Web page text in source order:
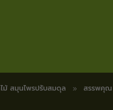
ม้ สมุนไพรปรับสมดุล 9 สรรพคุณ